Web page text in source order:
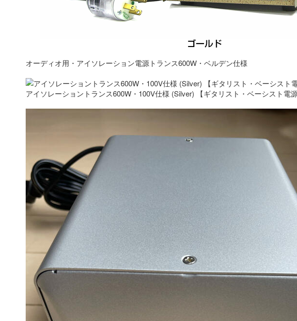
オーディオ用・アイソレーション電源トランス600W・ベルデン仕様
アイソレーショントランス600W・100V仕様 (Silver) 【ギタリスト・ベーシスト電